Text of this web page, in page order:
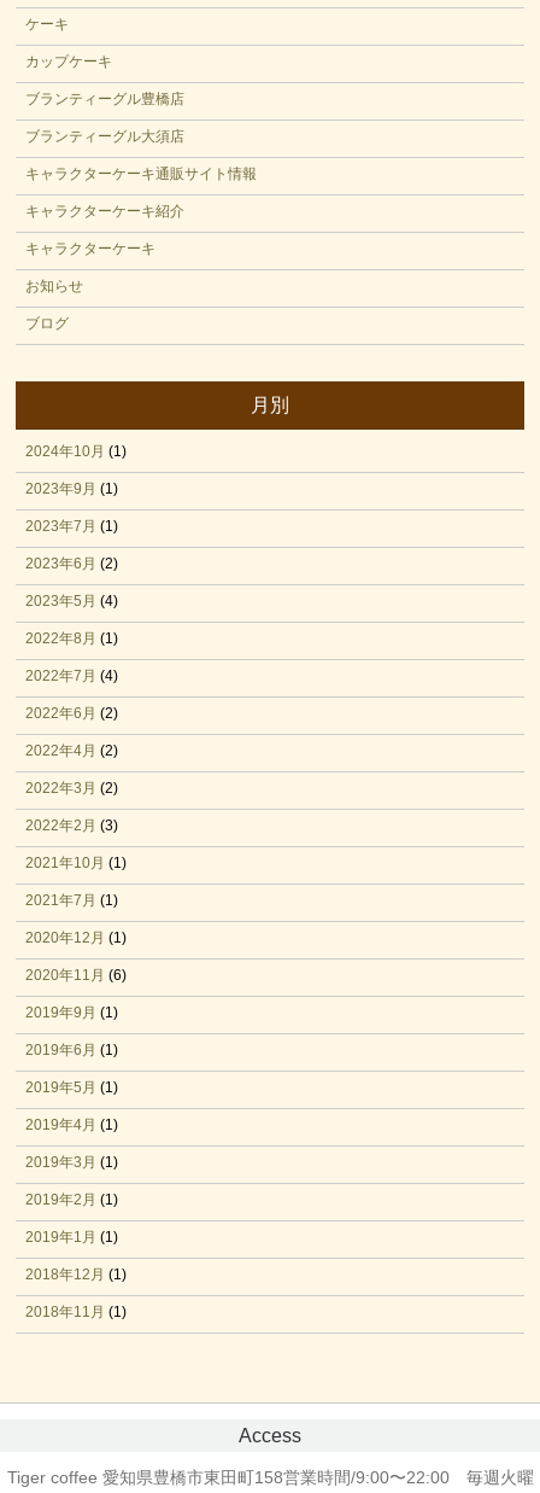
ケーキ
カップケーキ
ブランティーグル豊橋店
ブランティーグル大須店
キャラクターケーキ通販サイト情報
キャラクターケーキ紹介
キャラクターケーキ
お知らせ
ブログ
月別
2024年10月 (1)
2023年9月 (1)
2023年7月 (1)
2023年6月 (2)
2023年5月 (4)
2022年8月 (1)
2022年7月 (4)
2022年6月 (2)
2022年4月 (2)
2022年3月 (2)
2022年2月 (3)
2021年10月 (1)
2021年7月 (1)
2020年12月 (1)
2020年11月 (6)
2019年9月 (1)
2019年6月 (1)
2019年5月 (1)
2019年4月 (1)
2019年3月 (1)
2019年2月 (1)
2019年1月 (1)
2018年12月 (1)
2018年11月 (1)
Access
Tiger coffee 愛知県豊橋市東田町158営業時間/9:00〜22:00 毎週火曜